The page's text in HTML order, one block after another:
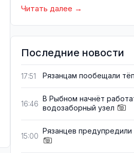
Читать далее
Последние новости
17:51 Рязанцам пообещали
16:46
В Рыбном начнёт
водозаборный узел
15:00
Рязанцев предупредили